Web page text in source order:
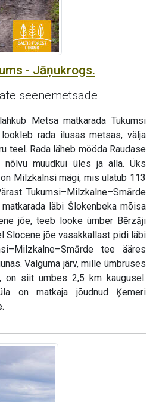
- Jāņukrogs.
seenemetsade
Metsa matkarada Tukumsi
rada ilusas metsas, välja
teel. Rada läheb mööda Raudase
nõlvu muudkui üles ja alla. Üks
Milzkalnsi mägi, mis ulatub 113
Tukumsi–Milzkalne–Smārde
läbi Šlokenbeka mõisa
jõe, teeb looke ümber Bērzāji
Slocene jõe vasakkallast pidi läbi
tee ääres
Valguma järv, mille ümbruses
on siit umbes 2,5 km kaugusel.
on matkaja jõudnud Ķemeri